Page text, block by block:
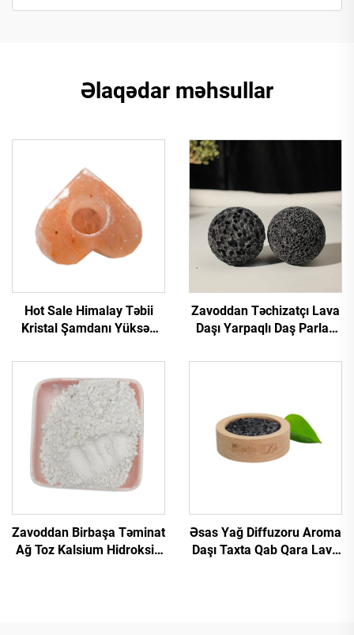
Əlaqədar məhsullar
Hot Sale Himalay Təbii
Kristal Şamdanı Yüksək
Qaya Duzu Təbii Himalay
Duzları Şamdanı Lampa
Zavoddan Təchizatçı Lava
Daşı Yarpaqlı Daş Parlaq
Qara/Qırmızı Rəng
Zavoddan Birbaşa Təminat
Ağ Toz Kalsium Hidroksid
Əsas Yağ Diffuzoru Aroma
Daşı Taxta Qab Qara Lava